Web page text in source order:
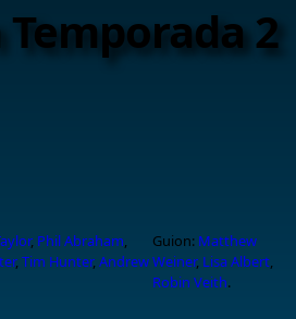
2
, Phil Abraham,
,Tim Hunter,Andrew
Guion: Matthew
Weiner, Lisa Albert,
Robin Veith.